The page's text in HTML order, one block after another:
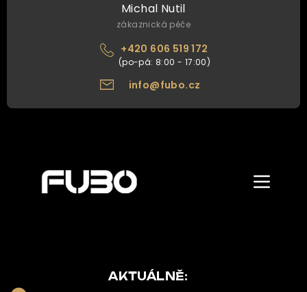
Michal Nutil
zákaznická péče
+420 606 519 172
info@fubo.cz
NAŠE NABÍDKA
Zobrazit/
menu
AKTUÁLNĚ: